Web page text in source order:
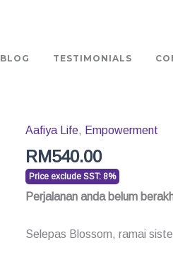
BLOG TESTIMONIALS
Aafiya Life, Empowerment
RM540.00
Price exclude SST: 8%
Perjalanan anda belum
Selepas Blossom, ramai
Ratu
Core
quantity